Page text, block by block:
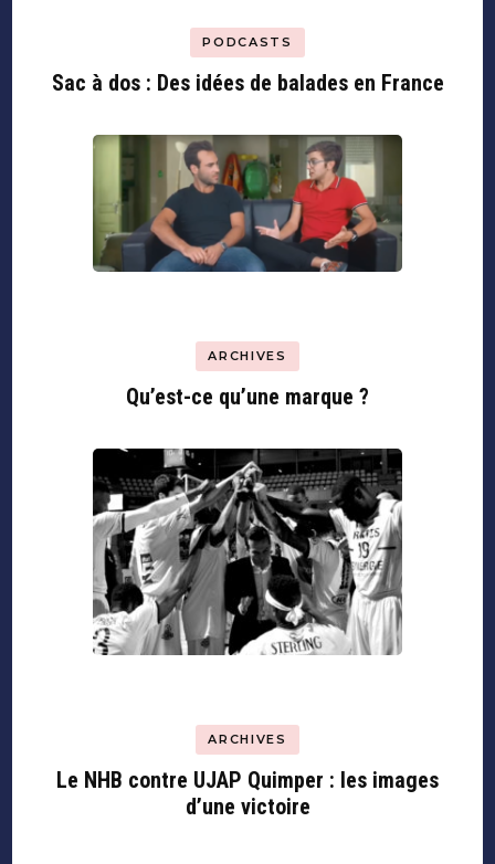
PODCASTS
Sac à dos : Des idées de balades en France
ARCHIVES
Qu’est-ce qu’une marque ?
ARCHIVES
Le NHB contre UJAP Quimper : les images
d’une victoire